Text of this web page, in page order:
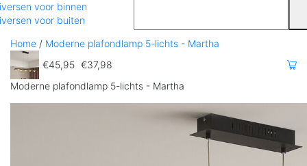
voor binnen
voor buiten
Home / Moderne plafondlamp 5-lichts - Martha
€45,95 €37,98
Moderne plafondlamp 5-lichts - Martha